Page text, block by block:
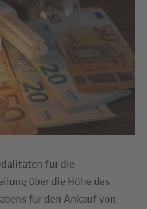
für die
über die Höhe des
für den Ankauf von